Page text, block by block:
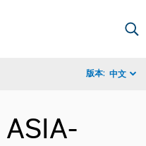
版本: 中文